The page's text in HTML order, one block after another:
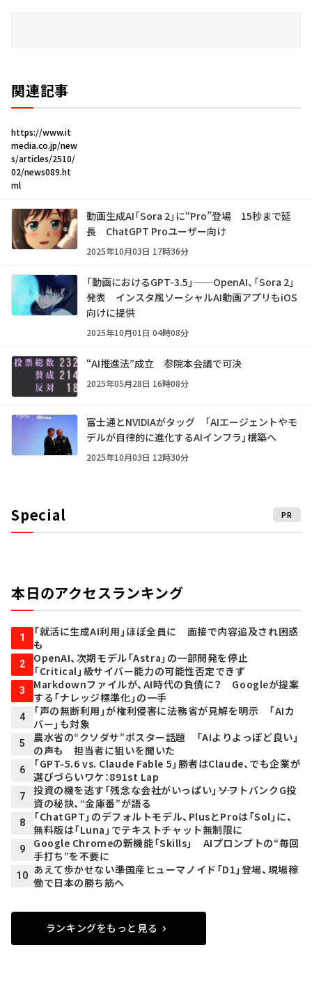
関連記事
https://www.it
media.co.jp/new
s/articles/2510/
02/news089.ht
ml
動画生成AI「Sora 2」に“Pro”登場 15秒まで延
長 ChatGPT Proユーザー向け
2025年10月03日 17時36分
「動画におけるGPT-3.5」──OpenAI、「Sora 2」
発表 インスタ風ソーシャルAI動画アプリもiOS
向けに提供
2025年10月01日 04時08分
“AI推進法”成立 参院本会議で可決
2025年05月28日 16時08分
富士通とNVIDIAがタッグ 「AIエージェントやモ
デルが自律的に進化するAIインフラ」構築へ
2025年10月03日 12時30分
Special PR
本日のアクセスランキング
1
「就活に生成AI利用」ほぼ全員に 面接で内容追及され困惑
も
2
OpenAI、次期モデル「Astra」の一部開発を停止
「Critical」級サイバー能力の可能性否定できず
3
Markdownファイルが、AI時代の負債に？ Googleが提案
する「ナレッジ標準化」の一手
4
「声の無断利用」が権利侵害に――法務省が見解を明示 「AIカ
バー」も対象
5
農水省の“クソダサ”ポスター話題 「AIよりよっぽど良い」
の声も 担当者に狙いを聞いた
6
「GPT-5.6 vs. Claude Fable 5」勝者はClaude、でも企業が
選びづらいワケ：891st Lap
7
投資の機を逃す「残念な会社がいっぱい」――ソフトバンクG投
資の秘訣、“金庫番”が語る
8
「ChatGPT」のデフォルトモデル、PlusとProは「Sol」に、
無料版は「Luna」でテキストチャット無制限に
9
Google Chromeの新機能「Skills」 AIプロンプトの“毎回
手打ち”を不要に
10 あえて歩かせない――準国産ヒューマノイド「D1」登場、現場稼
働で日本の勝ち筋へ
ランキングをもっと見る